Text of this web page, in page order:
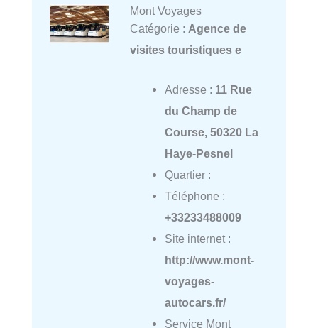
Mont Voyages
Catégorie : Agence de
visites touristiques e
Adresse : 11 Rue
du Champ de
Course, 50320 La
Haye-Pesnel
Quartier :
Téléphone :
+33233488009
Site internet :
http://www.mont-
voyages-
autocars.fr/
Service Mont